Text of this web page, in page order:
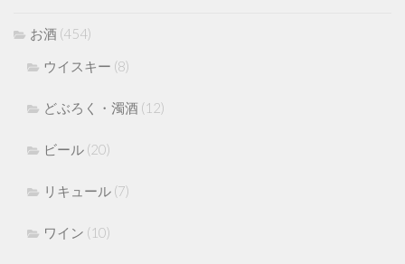
お酒 (454)
ウイスキー (8)
どぶろく・濁酒 (12)
ビール (20)
リキュール (7)
ワイン (10)